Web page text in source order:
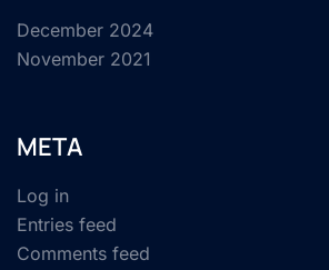
December 2024
November 2021
META
Log in
Entries feed
Comments feed